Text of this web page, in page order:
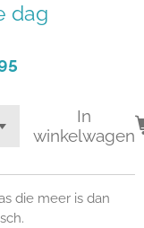
dag
In
winkelwagen
die meer is dan